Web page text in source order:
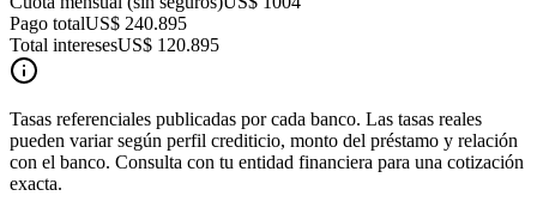
Pago totalUS$ 240.895
Total interesesUS$ 120.895
Tasas referenciales publicadas por cada banco. Las tasas reales
pueden variar según perfil crediticio, monto del préstamo y relación
con el banco. Consulta con tu entidad financiera para una cotización
exacta.